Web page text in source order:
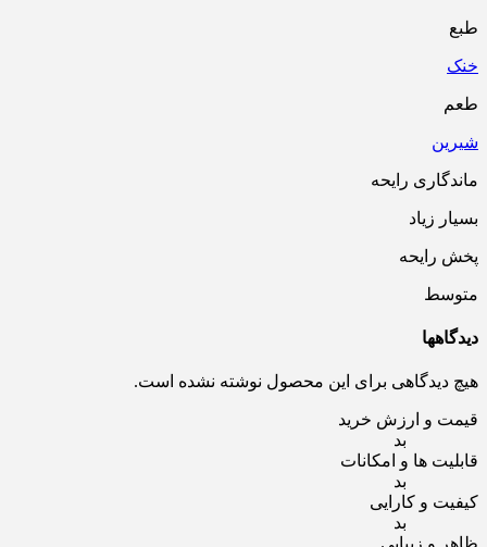
طبع
خنک
طعم
شیرین
ماندگاری رایحه
بسیار زیاد
پخش رایحه
متوسط
دیدگاهها
هیچ دیدگاهی برای این محصول نوشته نشده است.
قیمت و ارزش خرید
بد
قابلیت ها و امکانات
بد
کیفیت و کارایی
بد